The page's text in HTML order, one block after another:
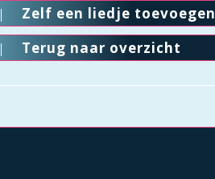
Zelf een liedje toevoegen
Terug naar overzicht